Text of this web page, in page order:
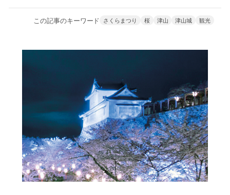
この記事のキーワード さくらまつり 桜 津山 津山城 観光